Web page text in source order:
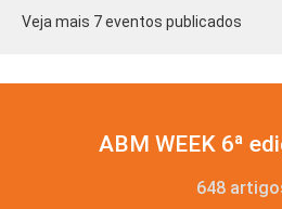
Veja mais 7 eventos publicados
ABM WEEK 6ª
648